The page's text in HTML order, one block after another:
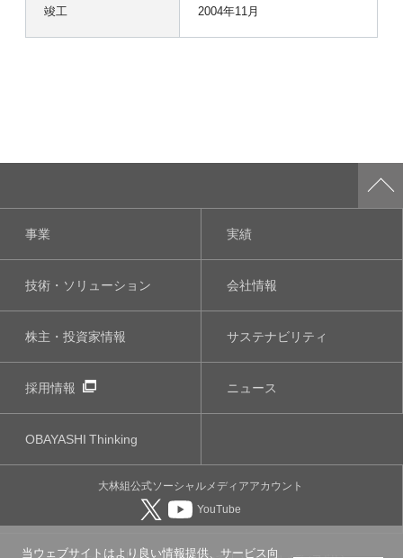
当ウェブサイトはより良い情報提供、サービス向
竣工 2004年11月
事業 実績
技術・ソリューション 会社情報
株主・投資家情報 サステナビリティ
採用情報 ニュース
OBAYASHIThinking
大林組公式ソーシャルメディアアカウント
YouTube